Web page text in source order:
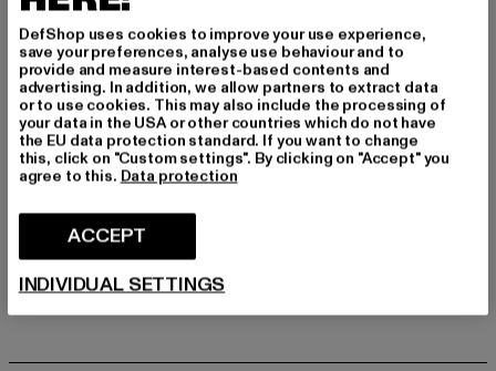
hello@thehoffbrand.com
Juan de Villanueva 8 | 3203 Elche | ES
GRÖSSE & PASSFORM
PFLEGEHINWEISE
LIEFERUNG & RÜCKGABE
DefShop uses cookies to improve your use experience,
save your preferences, analyse use behaviour and to
provide and measure interest-based contents and
advertising. In addition, we allow partners to extract data
or to use cookies. This may also include the processing of
your data in the USA or other countries which do not have
the EU data protection standard. If you want to change
this, click on "Custom settings". By clicking on "Accept" you
agree to this. Data protection
ACCEPT
INDIVIDUAL SETTINGS